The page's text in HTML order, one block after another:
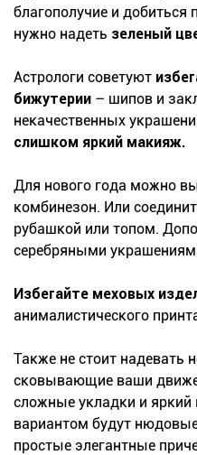
благополучие и добиться
нужно надеть зеленый
Астрологи советуют
бижутерии – шипов и
некачественных
слишком яркий макияж.
Для нового года можно
комбинезон. Или
рубашкой или топом.
серебряными
Избегайте меховых
анималистического
Также не стоит надевать
сковывающие ваши
сложные укладки и
вариантом будут
простые элегантные